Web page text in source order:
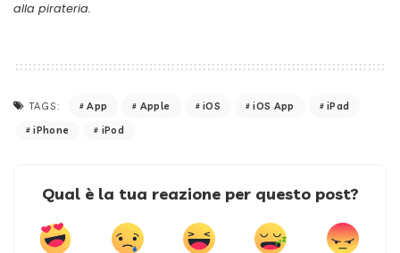
alla pirateria.
TAGS: App Apple iOS iOS App
iPad
iPhone
iPod
Qual è la tua reazione per questo post?